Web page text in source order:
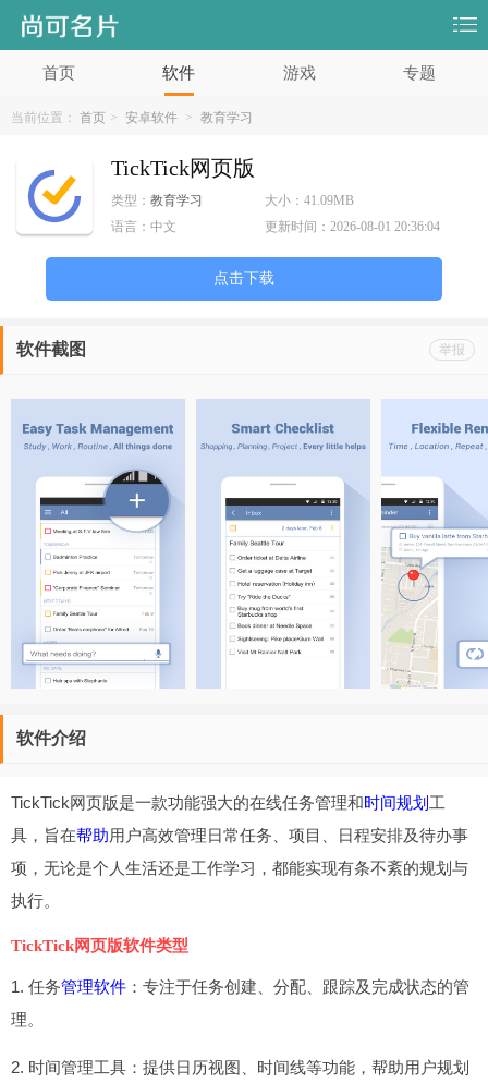
首页 软件 游戏 专题
当前位置： 首页 > 安卓软件 > 教育学习
TickTick网页版
类型： 教育学习 大小：41.09MB
语言： 中文 更新时间：2026-08-01 20:36:04
点击下载
举报
软件截图
软件介绍
TickTick网页版是一款功能强大的在线任务管理和时间规划工
具，旨在帮助用户高效管理日常任务、项目、日程安排及待办事
项，无论是个人生活还是工作学习，都能实现有条不紊的规划与
执行。
TickTick网页版软件类型
1. 任务管理软件 ：专注于任务创建、分配、跟踪及完成状态的管
理。
2. 时间管理工具：提供日历视图、时间线等功能，帮助用户规划